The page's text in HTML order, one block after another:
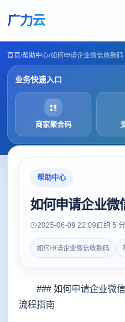
广力云
首页/帮助中心/如何申请企业微信收款码
业务快速入口
商家聚合码
帮助中心
如何申请企业微
2025-06-09 22:09 约 5
如何申请企业微信收款码
### 如何申请企业微信
流程指南